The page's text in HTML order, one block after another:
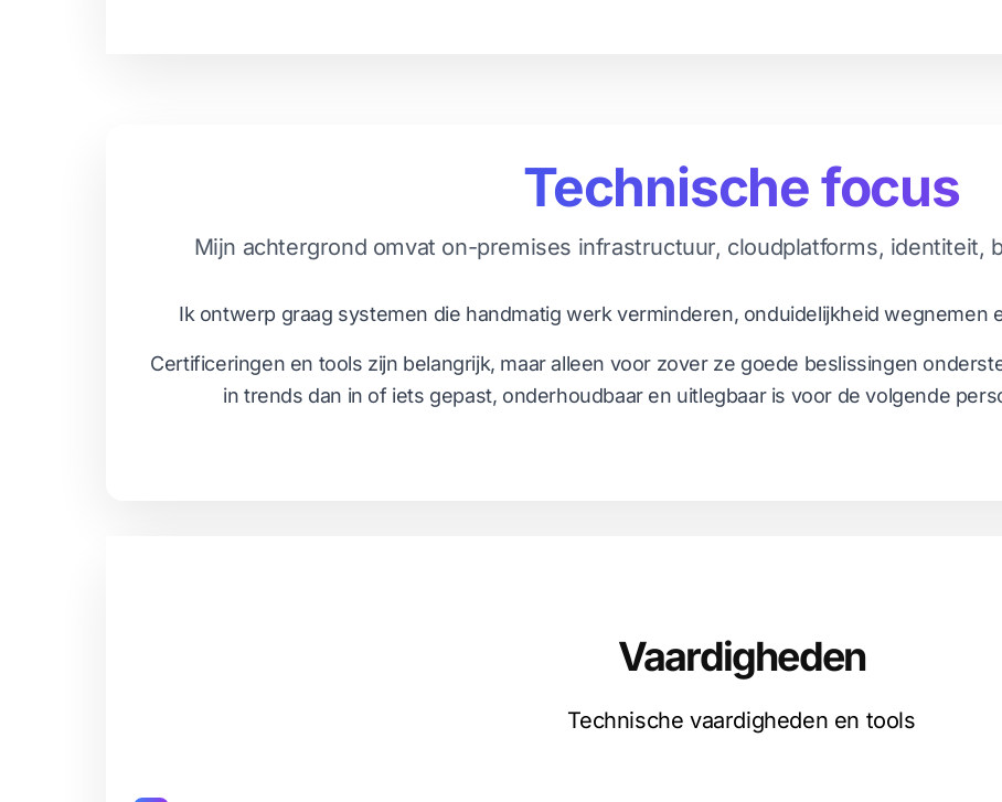
Technische focus
Mijn achtergrond omvat on-premises infrastructuur, cloudplatforms, identiteit,
Ik ontwerp graag systemen die handmatig werk verminderen, onduidelijkheid wegnemen
Certificeringen en tools zijn belangrijk, maar alleen voor zover ze goede beslissingen
in trends dan in of iets gepast, onderhoudbaar en uitlegbaar is voor de volgende
Vaardigheden
Technische vaardigheden en tools